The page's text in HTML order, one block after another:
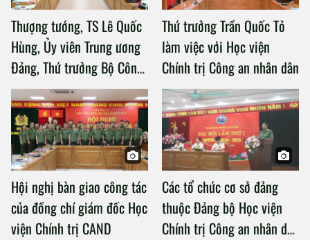
Thượng tướng, TS Lê Quốc
Hùng, Ủy viên Trung ương
Đảng, Thứ trưởng Bộ Công
an làm việc với Học viện
Chính trị Công an nhân dân
Thứ trưởng Trần Quốc Tỏ
làm việc với Học viện
Chính trị Công an nhân dân
Hội nghị bàn giao công tác
của đồng chí giám đốc Học
viện Chính trị CAND
Các tổ chức cơ sở đảng
thuộc Đảng bộ Học viện
Chính trị Công an nhân dân